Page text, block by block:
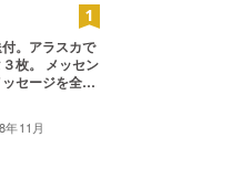
。アラスカで
ッセン
セージを全力
たアラスカで
データを３枚
年11月